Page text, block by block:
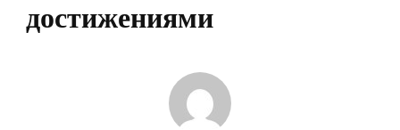
достижениями